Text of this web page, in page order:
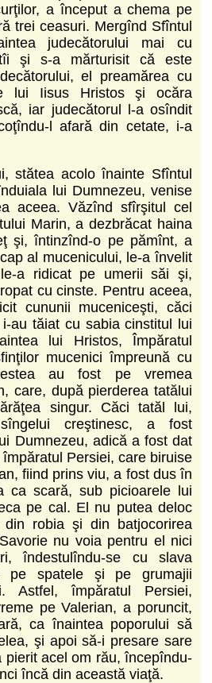
a început a chema pe
trei ceasuri. Mergînd Sfîntul
judecătorului mai cu
şi s-a mărturisit că este
el preamărea cu
lui Iisus Hristos şi ocăra
iar judecătorul l-a osîndit
l afară din cetate, i-a
stătea acolo înainte Sfîntul
lui Dumnezeu, venise
aceea. Văzînd sfîrşitul cel
Marin, a dezbrăcat haina
şi, întinzînd-o pe pămînt, a
al mucenicului, le-a învelit
a ridicat pe umerii săi şi,
cu cinste. Pentru aceea,
cununii muceniceşti, căci
au tăiat cu sabia cinstitul lui
lui Hristos, Împăratul
mucenici împreună cu
au fost pe vremea
care, după pierderea tatălui
singur. Căci tatăl lui,
creştinesc, a fost
Dumnezeu, adică a fost dat
Persiei, care biruise
fiind prins viu, a fost dus în
ca scară, sub picioarele lui
pe cal. El nu putea deloc
robia şi din batjocorirea
nu voia pentru el nici
îndestulîndu-se cu slava
pe spatele şi pe grumajii
Astfel, împăratul Persiei,
pe Valerian, a poruncit,
ca înaintea poporului să
şi apoi să-i presare sare
pierit acel om rău, începîndu-
încă din această viaţă.